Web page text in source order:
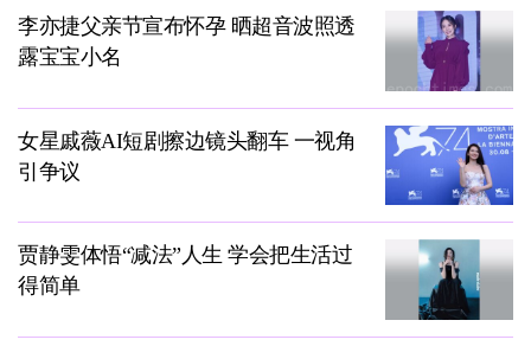
李亦捷父亲节宣布怀孕 晒超音波照透
露宝宝小名
女星戚薇AI短剧擦边镜头翻车 一视角
引争议
贾静雯体悟“减法”人生 学会把生活过
得简单